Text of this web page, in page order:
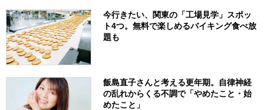
今行きたい、関東の「工場見学」スポッ
ト4つ。無料で楽しめるバイキング食べ放
題も
飯島直子さんと考える更年期。自律神経
の乱れからくる不調で「やめたこと・始
めたこと」